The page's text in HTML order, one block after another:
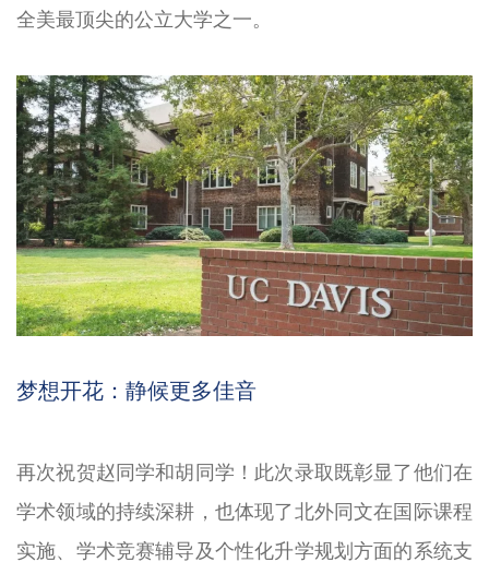
全美最顶尖的公立大学之一。
梦想开花：静候更多佳音
再次祝贺赵同学和胡同学！此次录取既彰显了他们在
学术领域的持续深耕，也体现了北外同文在国际课程
实施、学术竞赛辅导及个性化升学规划方面的系统支